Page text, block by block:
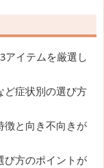
イテムを厳選し
症状別の選び方
と向き不向きが
方のポイントが